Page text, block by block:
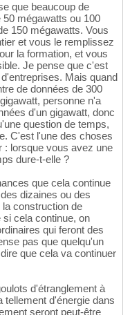
que beaucoup de
mégawatts ou 100
150 mégawatts. Vous
et vous le remplissez
la formation, et vous
Je pense que c'est
Mais quand
de données de 300
personne n'a
d'un gigawatt, donc
question de temps,
C'est l'une des choses
: lorsque vous avez une
dure-t-elle ?
que cela continue
dizaines ou des
construction de
cela continue, on
qui feront des
pas que quelqu'un
que cela va continuer
d'étranglement à
d'énergie dans
seront peut-être